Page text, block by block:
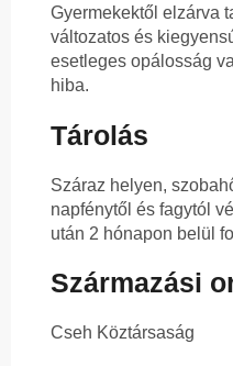
Gyermekektől elzárva
változatos és
esetleges opálosság
hiba.
Tárolás
Száraz helyen,
napfénytől és fagytól
után 2 hónapon belül
Származási
Cseh Köztársaság